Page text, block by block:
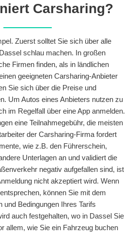
Carsharing?
Zuerst solltet Sie sich über alle
schlau machen. In großen
Firmen finden, als in ländlichen
geeigneten Carsharing-Anbieter
Sie sich über die Preise und
Um Autos eines Anbieters nutzen zu
im Regelfall über eine App anmelden.
eine Teilnahmegebühr, die meisten
der Carsharing-Firma fordert
wie z.B. den Führerschein,
Unterlagen an und validiert die
negativ aufgefallen sind, ist
nicht akzeptiert wird. Wenn
können Sie mit dem
und Bedingungen Ihres Tarifs
auch festgehalten, wo in Dassel Sie
allem, wie Sie ein Fahrzeug buchen